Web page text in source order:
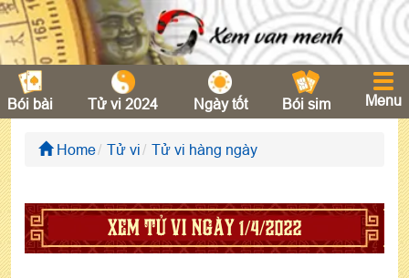
Bói bài Tử vi 2024 Ngày tốt Bói sim Menu
Home Tử vi Tử vi hàng ngày
XEM TỬ VI NGÀY 1/4/2022